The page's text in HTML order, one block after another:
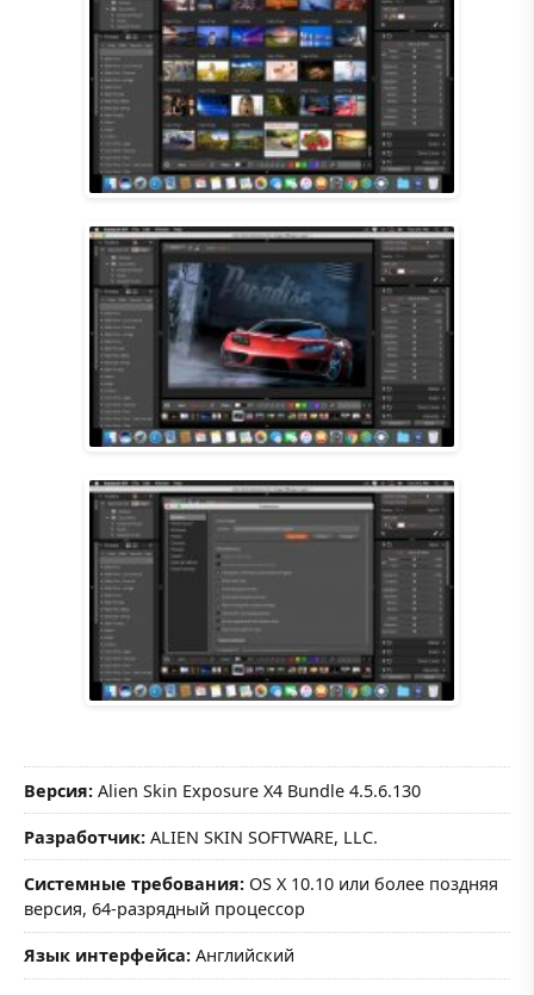
Версия: Alien Skin Exposure X4 Bundle 4.5.6.130
Разработчик: ALIEN SKIN SOFTWARE, LLC.
Системные требования: OS X 10.10 или более поздняя
версия, 64-разрядный процессор
Язык интерфейса: Английский